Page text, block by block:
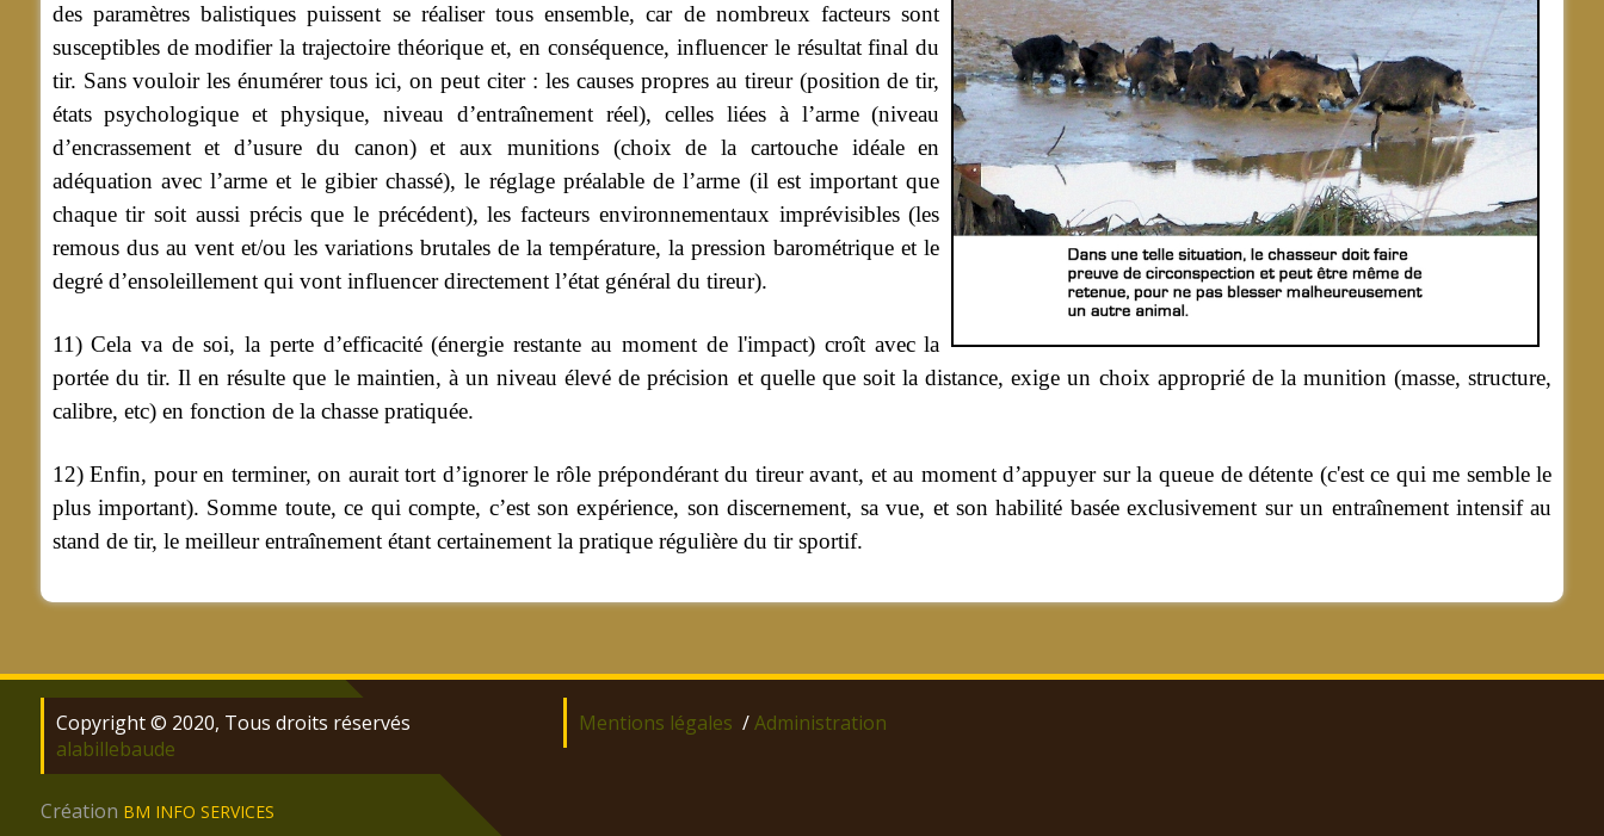
des paramètres balistiques puissent se réaliser tous ensemble, car de nombreux facteurs sont
susceptibles de modifier la trajectoire théorique et, en conséquence, influencer le résultat final du
tir. Sans vouloir les énumérer tous ici, on peut citer : les causes propres au tireur (position de tir,
états psychologique et physique, niveau d’entraînement réel), celles liées à l’arme (niveau
d’encrassement et d’usure du canon) et aux munitions (choix de la cartouche idéale en
adéquation avec l’arme et le gibier chassé), le réglage préalable de l’arme (il est important que
chaque tir soit aussi précis que le précédent), les facteurs environnementaux imprévisibles (les
remous dus au vent et/ou les variations brutales de la température, la pression barométrique et le
degré d’ensoleillement qui vont influencer directement l’état général du tireur).
11) Cela va de soi, la perte d’efficacité (énergie restante au moment de l'impact) croît avec la
portée du tir. Il en résulte que le maintien, à un niveau élevé de précision et quelle que soit la distance, exige un choix approprié de la munition (masse, structure,
calibre, etc) en fonction de la chasse pratiquée.
12) Enfin, pour en terminer, on aurait tort d’ignorer le rôle prépondérant du tireur avant, et au moment d’appuyer sur la queue de détente (c'est ce qui me semble le
plus important). Somme toute, ce qui compte, c’est son expérience, son discernement, sa vue, et son habilité basée exclusivement sur un entraînement intensif au
stand de tir, le meilleur entraînement étant certainement la pratique régulière du tir sportif.
Copyright © 2020, Tous droits réservés
alabillebaude
Mentions légales /Administration
Création BM INFO SERVICES